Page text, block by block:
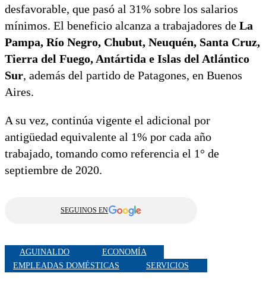
desfavorable, que pasó al 31% sobre los salarios
mínimos. El beneficio alcanza a trabajadores de La
Pampa, Río Negro, Chubut, Neuquén, Santa Cruz,
Tierra del Fuego, Antártida e Islas del Atlántico
Sur, además del partido de Patagones, en Buenos
Aires.
A su vez, continúa vigente el adicional por
antigüedad equivalente al 1% por cada año
trabajado, tomando como referencia el 1° de
septiembre de 2020.
SEGUINOS EN
AGUINALDO
ECONOMÍA
EMPLEADAS DOMÉSTICAS
SERVICIOS